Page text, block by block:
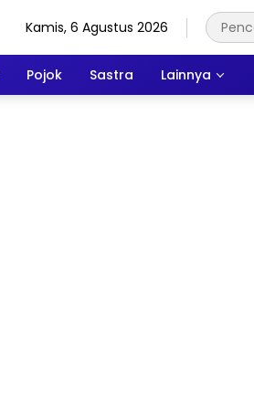
Kamis, 6 Agustus 2026
Pojok Sastra Lainnya